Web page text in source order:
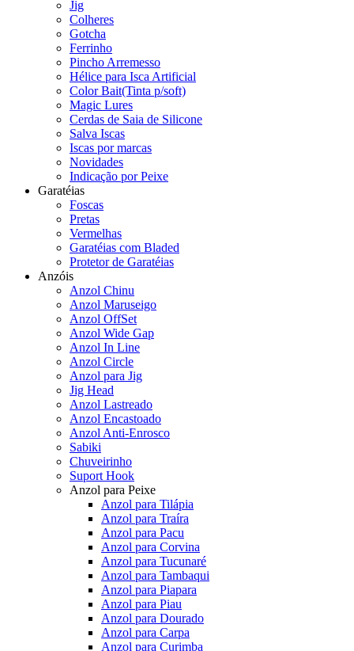
Jig
Colheres
Gotcha
Ferrinho
Pincho Arremesso
Hélice para Isca Artificial
Color Bait(Tinta p/soft)
Magic Lures
Cerdas de Saia de Silicone
Salva Iscas
Iscas por marcas
Novidades
Indicação por Peixe
Garatéias
Foscas
Pretas
Vermelhas
Garatéias com Bladed
Protetor de Garatéias
Anzóis
Anzol Chinu
Anzol Maruseigo
Anzol OffSet
Anzol Wide Gap
Anzol In Line
Anzol Circle
Anzol para Jig
Jig Head
Anzol Lastreado
Anzol Encastoado
Anzol Anti-Enrosco
Sabiki
Chuveirinho
Suport Hook
Anzol para Peixe
Anzol para Tilápia
Anzol para Traíra
Anzol para Pacu
Anzol para Corvina
Anzol para Tucunaré
Anzol para Tambaqui
Anzol para Piapara
Anzol para Piau
Anzol para Dourado
Anzol para Carpa
Anzol para Curimba